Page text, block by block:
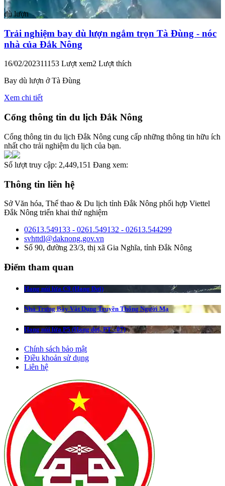
dù lượn
Trải nghiệm bay dù lượn ngắm trọn Tà Đùng - nóc
nhà của Đắk Nông
16/02/202311153 Lượt xem2 Lượt thích
Bay dù lượn ở Tà Đùng
Xem chi tiết
Cổng thông tin du lịch Đắk Nông
Cổng thông tin du lịch Đắk Nông cung cấp những thông tin hữu ích
nhất cho trải nghiệm du lịch của bạn.
Số lượt truy cập: 2,449,151 Đang xem:
Thông tin liên hệ
Sở Văn hóa, Thể thao & Du lịch tỉnh Đắk Nông phối hợp Viettel
Đắk Nông triển khai thử nghiệm
02613.549133 - 0261.549132 - 02613.544299
svhttdl@daknong.gov.vn
Số 90, đường 23/3, thị xã Gia Nghĩa, tỉnh Đắk Nông
Điểm tham quan
Hang núi lửa C9 (Hang Dơi)
Nhà Trưng Bày Vật Dụng Truyền Thống Người Mạ
Hang núi lửa P5 (Hang dơi, PT - 07)
Chính sách bảo mật
Điều khoản sử dụng
Liên hệ